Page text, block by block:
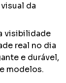
da
visibilidade
real no dia
e durável,
modelos.